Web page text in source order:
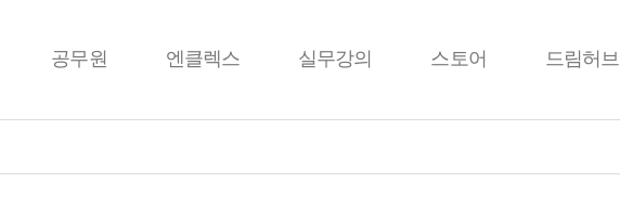
공무원 엔클렉스 실무강의 스토어 드림허브